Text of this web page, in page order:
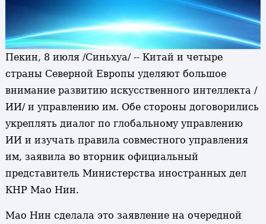
Пекин, 8 июля /Синьхуа/ -- Китай и четыре
страны Северной Европы уделяют большое
внимание развитию искусственного интеллекта /
ИИ/ и управлению им. Обе стороны договорились
укреплять диалог по глобальному управлению
ИИ и изучать правила совместного управления
им, заявила во вторник официальный
представитель Министерства иностранных дел
КНР Мао Нин.
Мао Нин сделала это заявление на очередной